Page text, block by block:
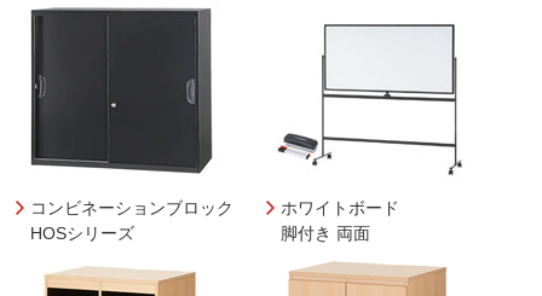
コンビネーションブロック
HOSシリーズ
ホワイトボード
脚付き 両面